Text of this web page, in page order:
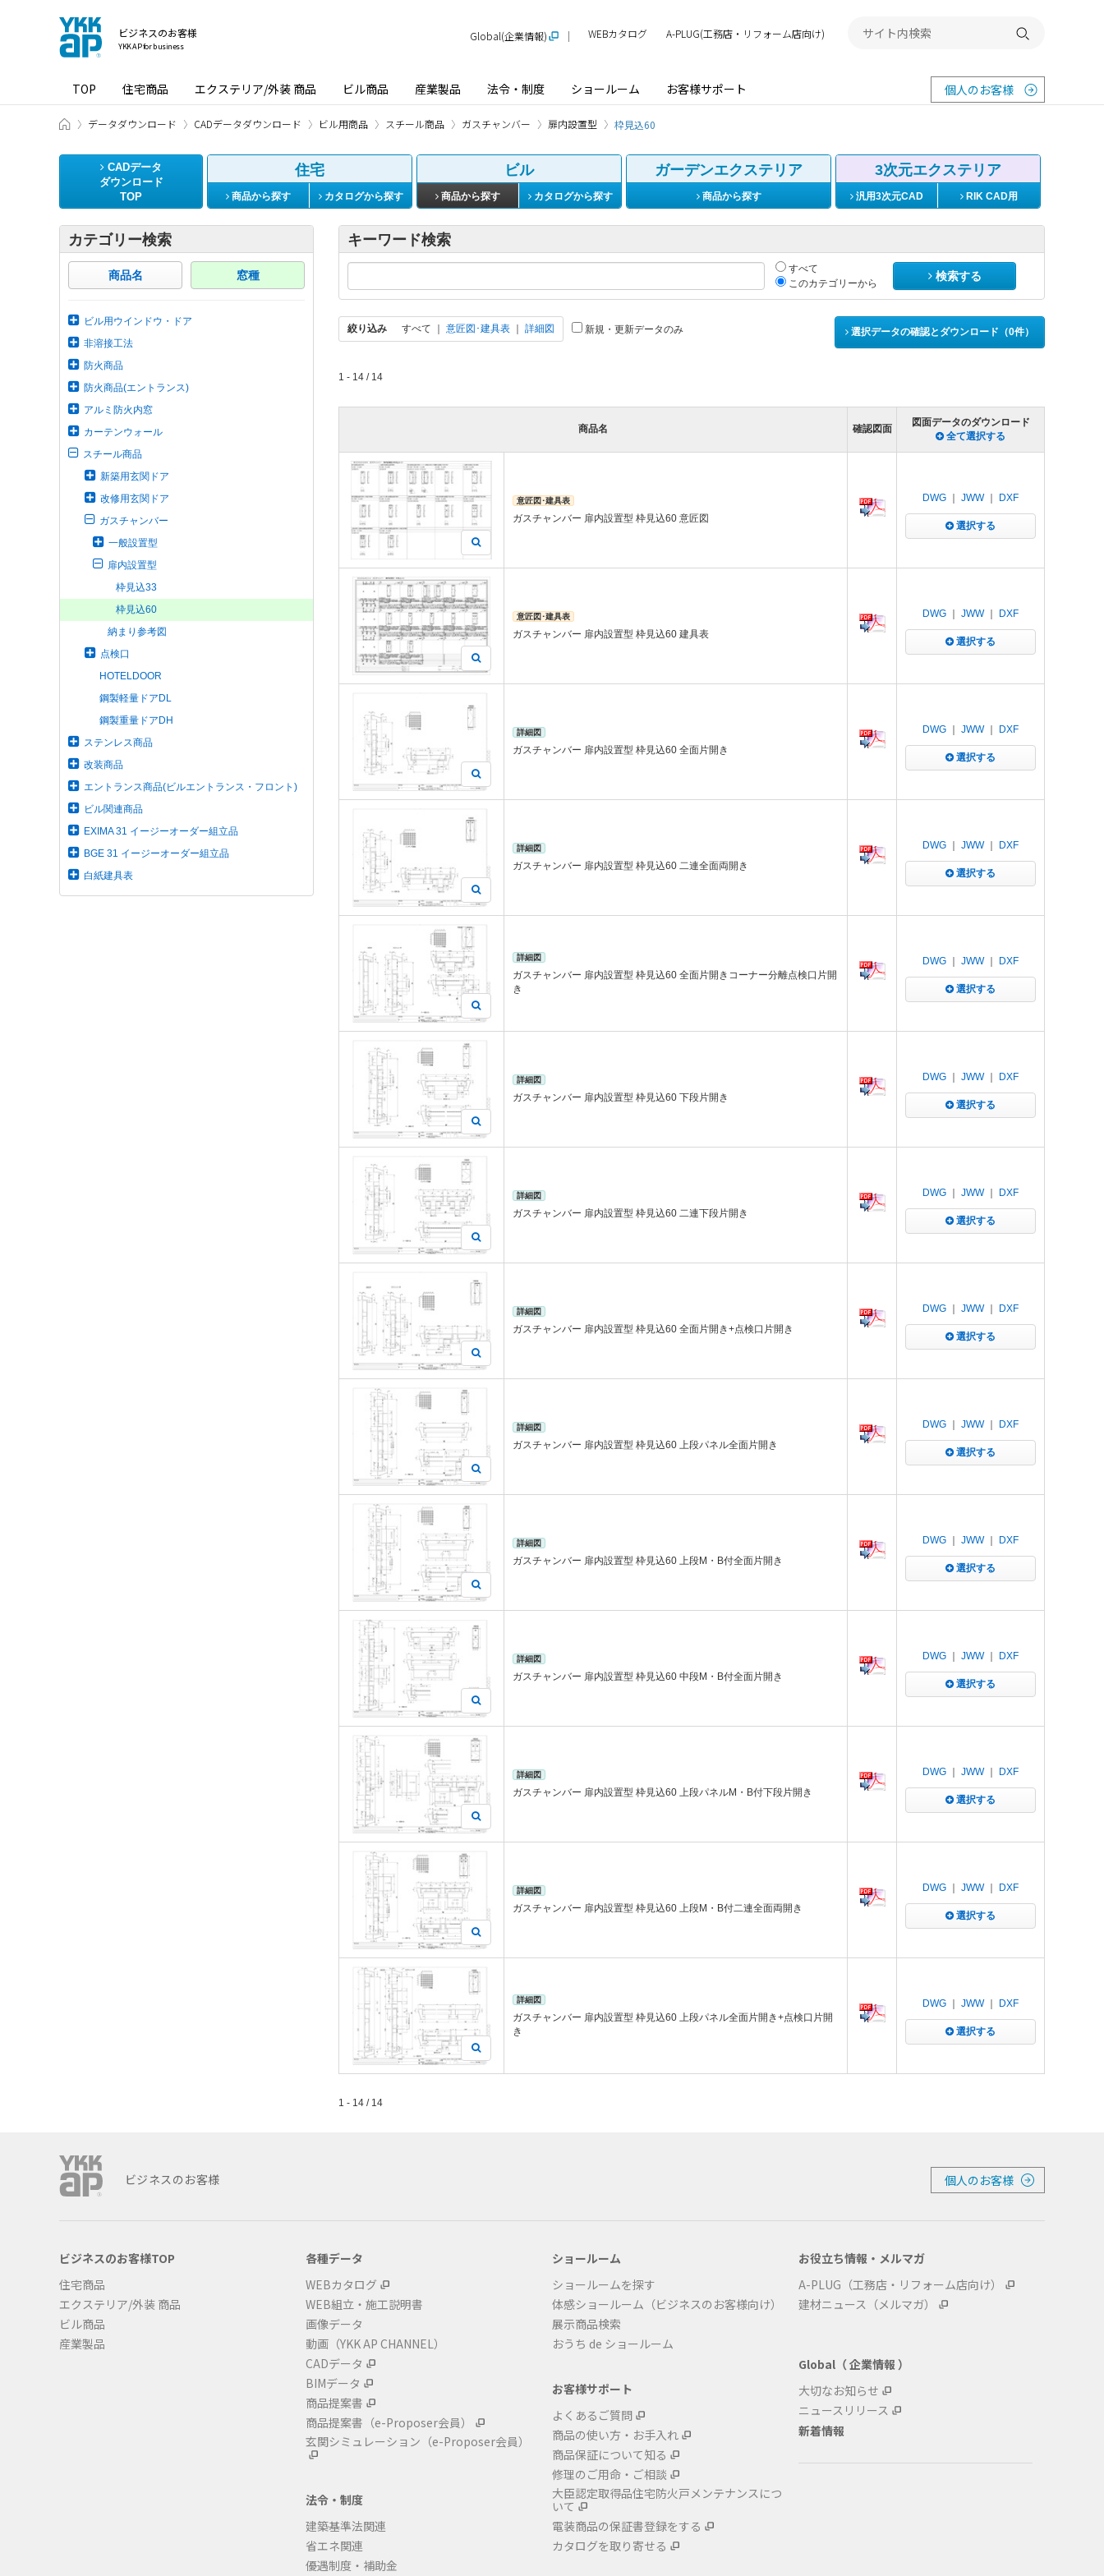
ビジネスのお客様
YKK AP for business
TOP 住宅商品 エクステリア/外装 商品 ビル商品 産業製品 法令・制度 ショールーム お客様サポート 個人のお客様
Global(企業情報) WEBカタログ A-PLUG(工務店・リフォーム店向け) 検索する
ビジネスのお客様 HOME
データダウンロード CADデータダウンロード ビル用商品 スチール商品 ガスチャンバー 扉内設置型 枠見込60
CADデータ
ダウンロード
TOP
住宅
商品から探す カタログから探す
ビル
商品から探す カタログから探す
ガーデンエクステリア
商品から探す
3次元エクステリア
汎用3次元CAD RIK CAD用
カテゴリー検索
商品名 窓種
ビル用ウインドウ・ドア
非溶接工法
防火商品
防火商品(エントランス)
アルミ防火内窓
カーテンウォール
スチール商品
新築用玄関ドア
改修用玄関ドア
ガスチャンバー
一般設置型
扉内設置型
枠見込33
枠見込60
納まり参考図
点検口
HOTELDOOR
鋼製軽量ドアDL
鋼製重量ドアDH
ステンレス商品
改装商品
エントランス商品(ビルエントランス・フロント)
ビル関連商品
EXIMA 31 イージーオーダー組立品
BGE 31 イージーオーダー組立品
白紙建具表
キーワード検索
すべて
このカテゴリーから
検索する
絞り込み すべて 意匠図･建具表 詳細図 新規・更新データのみ 選択データの確認とダウンロード（0件）
1 - 14 / 14
商品名 確認図面
図面データのダウンロード
全て選択する
意匠図･建具表
ガスチャンバー 扉内設置型 枠見込60 意匠図
DWG JWW｜ DXF
選択する
意匠図･建具表
ガスチャンバー 扉内設置型 枠見込60 建具表
DWG JWW｜ DXF
選択する
詳細図
ガスチャンバー 扉内設置型 枠見込60 全面片開き
DWG JWW｜ DXF
選択する
詳細図
ガスチャンバー 扉内設置型 枠見込60 二連全面両開き
DWG JWW｜ DXF
選択する
詳細図
ガスチャンバー 扉内設置型 枠見込60 全面片開きコーナー分離点検口片開
き
DWG JWW｜ DXF
選択する
詳細図
ガスチャンバー 扉内設置型 枠見込60 下段片開き
DWG JWW｜ DXF
選択する
詳細図
ガスチャンバー 扉内設置型 枠見込60 二連下段片開き
DWG JWW｜ DXF
選択する
詳細図
ガスチャンバー 扉内設置型 枠見込60 全面片開き+点検口片開き
DWG JWW｜ DXF
選択する
詳細図
ガスチャンバー 扉内設置型 枠見込60 上段パネル全面片開き
DWG JWW｜ DXF
選択する
詳細図
ガスチャンバー 扉内設置型 枠見込60 上段M・B付全面片開き
DWG JWW｜ DXF
選択する
詳細図
ガスチャンバー 扉内設置型 枠見込60 中段M・B付全面片開き
DWG JWW｜ DXF
選択する
詳細図
ガスチャンバー 扉内設置型 枠見込60 上段パネルM・B付下段片開き
DWG JWW｜ DXF
選択する
詳細図
ガスチャンバー 扉内設置型 枠見込60 上段M・B付二連全面両開き
DWG JWW｜ DXF
選択する
詳細図
ガスチャンバー 扉内設置型 枠見込60 上段パネル全面片開き+点検口片開
き
DWG JWW｜ DXF
選択する
1 - 14 / 14
ビジネスのお客様 個人のお客様
ビジネスのお客様TOP
住宅商品
エクステリア/外装 商品
ビル商品
産業製品
各種データ
WEBカタログ
WEB組立・施工説明書
画像データ
動画（YKK AP CHANNEL）
CADデータ
BIMデータ
商品提案書
商品提案書 （e-Proposer会員）
玄関シミュレーション （e-Proposer会員）
法令・制度
建築基準法関連
省エネ関連
優遇制度・補助金
ショールーム
ショールームを探す
体感ショールーム（ビジネスのお客様向け）
展示商品検索
おうち de ショールーム
お客様サポート
よくあるご質問
商品の使い方・お手入れ
商品保証について知る
修理のご用命・ご相談
大臣認定取得品住宅防火戸メンテナンスにつ
いて
電装商品の保証書登録をする
カタログを取り寄せる
お役立ち情報・メルマガ
A-PLUG（工務店・リフォーム店向け）
建材ニュース（メルマガ）
Global（ 企業情報 ）
大切なお知らせ
ニュースリリース
新着情報